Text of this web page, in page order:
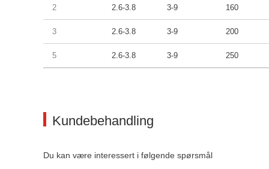
2 2.6-3.8 3-9 160
3 2.6-3.8 3-9 200
5 2.6-3.8 3-9 250
Kundebehandling
Du kan være interessert i følgende spørsmål